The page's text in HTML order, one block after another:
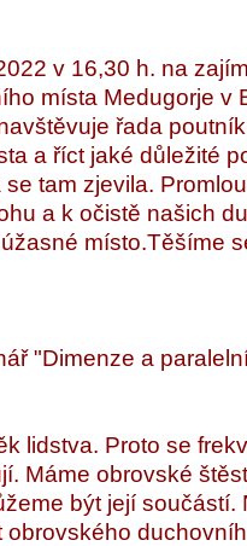
v 16,30 h. na
místa Medugorje v
řada
a říct jaké důležité
tam zjevila.
a k očistě našich
místo.Těšíme
"Dimenze a
lidstva. Proto se
Máme obrovské
být její součástí.
obrovského